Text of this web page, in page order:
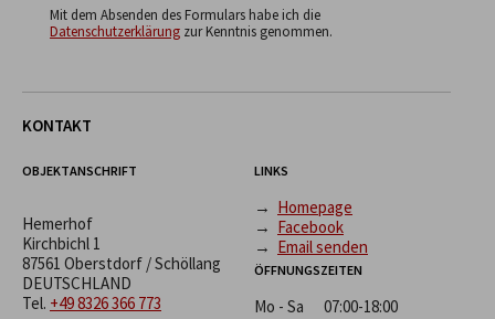
Mit dem Absenden des Formulars habe ich die
Datenschutzerklärung zur Kenntnis genommen.
KONTAKT
OBJEKTANSCHRIFT
Hemerhof
Kirchbichl 1
87561 Oberstdorf / Schöllang
DEUTSCHLAND
Tel. +49 8326 366 773
LINKS
→ Homepage
→ Facebook
→ Email senden
ÖFFNUNGSZEITEN
Mo - Sa 07:00-18:00